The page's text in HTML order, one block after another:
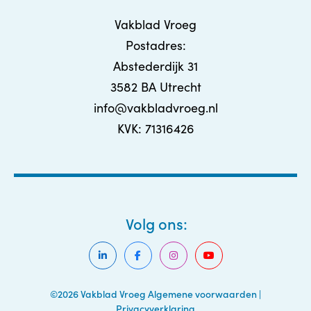
Vakblad Vroeg
Postadres:
Abstederdijk 31
3582 BA Utrecht
info@vakbladvroeg.nl
KVK: 71316426
©2026 Vakblad Vroeg Algemene voorwaarden |
Volg ons: